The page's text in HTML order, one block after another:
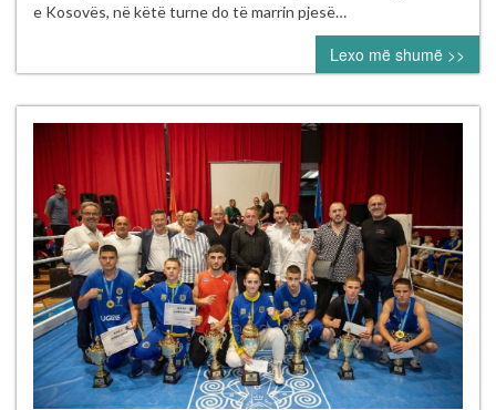
2”
në
Pejë
e Kosovës, në këtë turne do të marrin pjesë…
Lexo më shumë >>